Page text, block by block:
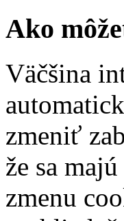
Ako
Väčšina
zmeniť
že sa
zmenu